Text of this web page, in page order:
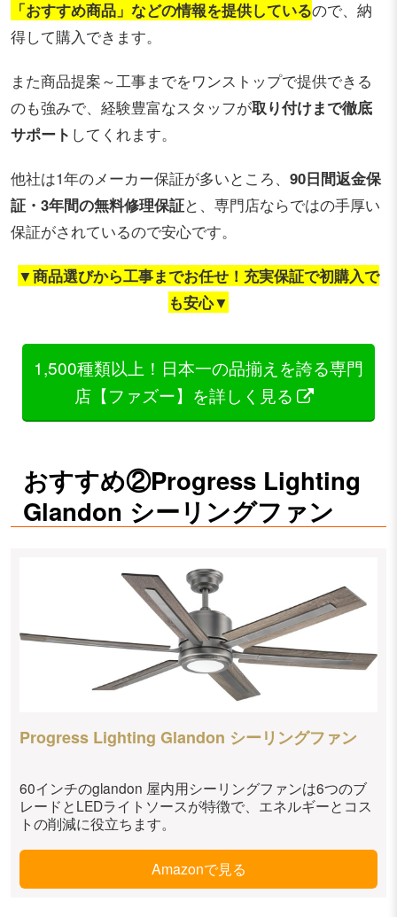
「おすすめ商品」などの情報を提供しているので、納
得して購入できます。
また商品提案～工事までをワンストップで提供できる
のも強みで、経験豊富なスタッフが取り付けまで徹底
サポート してくれます。
他社は1年のメーカー保証が多いところ、 90日間返金保
証・3年間の無料修理保証と、専門店ならではの手厚い
保証がされているので安心です。
▼商品選びから工事までお任せ！充実保証で初購入で
も安心▼
1,500種類以上！日本一の品揃えを誇る専門
店【ファズー】を詳しく見る
おすすめ②Progress Lighting
Glandon シーリングファン
Progress Lighting Glandon シーリングファン
60インチのglandon 屋内用シーリングファンは6つのブ
レードとLEDライトソースが特徴で、エネルギーとコス
トの削減に役立ちます。
Amazonで見る